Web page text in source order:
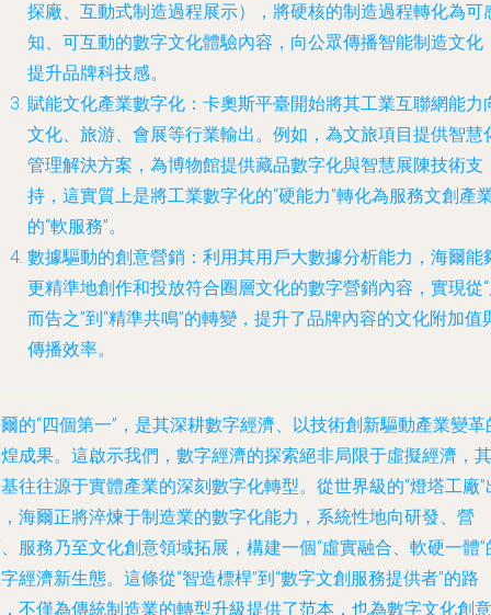
探廠、互動式制造過程展示），將硬核的制造過程轉化為可
知、可互動的數字文化體驗內容，向公眾傳播智能制造文化
提升品牌科技感。
賦能文化產業數字化 ：卡奧斯平臺開始將其工業互聯網能力
文化、旅游、會展等行業輸出。例如，為文旅項目提供智慧
管理解決方案，為博物館提供藏品數字化與智慧展陳技術支
持，這實質上是將工業數字化的“硬能力”轉化為服務文創產
的“軟服務”。
數據驅動的創意營銷 ：利用其用戶大數據分析能力，海爾能
更精準地創作和投放符合圈層文化的數字營銷內容，實現從
而告之”到“精準共鳴”的轉變，提升了品牌內容的文化附加值
傳播效率。
的“四個第一”，是其深耕數字經濟、以技術創新驅動產業變革
成果。這啟示我們，數字經濟的探索絕非局限于虛擬經濟，其
往往源于實體產業的深刻數字化轉型。從世界級的“燈塔工廠”
海爾正將淬煉于制造業的數字化能力，系統性地向研發、營
服務乃至文化創意領域拓展，構建一個“虛實融合、軟硬一體”
經濟新生態。這條從“智造標桿”到“數字文創服務提供者”的路
不僅為傳統制造業的轉型升級提供了范本，也為數字文化創意